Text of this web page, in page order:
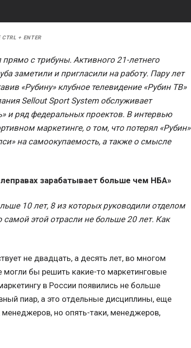
CTRL + ENTER
с трибуны. Активного 21-летнего
заметили и пригласили на работу. Пару лет
«Рубину» клубное телевидение «Рубин ТВ»
Sellout Sport System обслуживает
и ряд федеральных проектов. В интервью
маркетинге, о том, что потерял «Рубин»
на самоокупаемость, а также о смысле
зарабатывает больше чем НБА»
10 лет, 8 из которых руководили отделом
самой этой отрасли не больше 20 лет. Как
не двадцать, а десять лет, во многом
могли бы решить какие-то маркетинговые
в России появились не больше
пиар, а это отдельные дисциплины, еще
но опять-таки, менеджеров,